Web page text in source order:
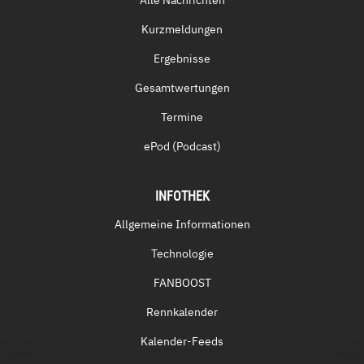
Kurzmeldungen
Ergebnisse
Gesamtwertungen
Termine
ePod (Podcast)
INFOTHEK
Allgemeine Informationen
Technologie
FANBOOST
Rennkalender
Kalender-Feeds